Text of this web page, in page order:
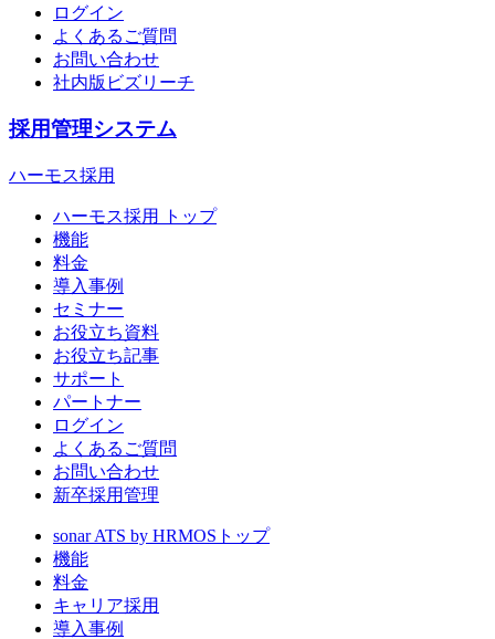
ログイン
よくあるご質問
お問い合わせ
社内版ビズリーチ
採用管理システム
ハーモス採用
ハーモス採用 トップ
機能
料金
導入事例
セミナー
お役立ち資料
お役立ち記事
サポート
パートナー
ログイン
よくあるご質問
お問い合わせ
新卒採用管理
sonar ATS by HRMOS トップ
機能
料金
キャリア採用
導入事例